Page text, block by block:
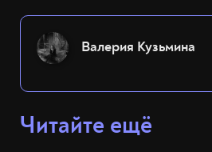
Валерия Кузьмина
Читайте ещё